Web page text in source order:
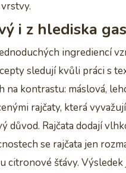
i z hlediska
ingrediencí
sledují kvůli práci s
kontrastu: máslová,
rajčaty, která
důvod. Rajčata dodají
se rajčata jen
citronové šťávy.